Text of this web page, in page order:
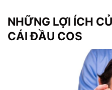
NHỮNG LỢI ÍCH
CÁI ĐẦU COS